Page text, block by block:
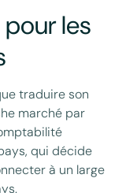
les
traduire son
marché par
qui décide
à un large